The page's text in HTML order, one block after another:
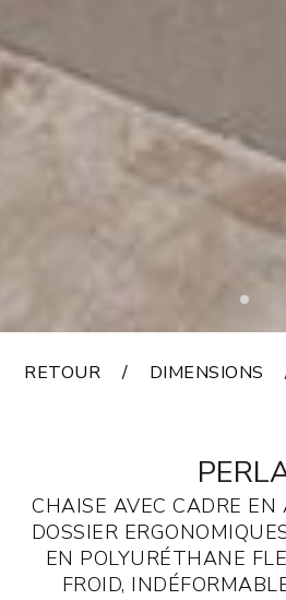
RETOUR DIMENSIONS
CHAISE AVEC CADRE EN
DOSSIER
EN POLYURÉTHANE
FROID,